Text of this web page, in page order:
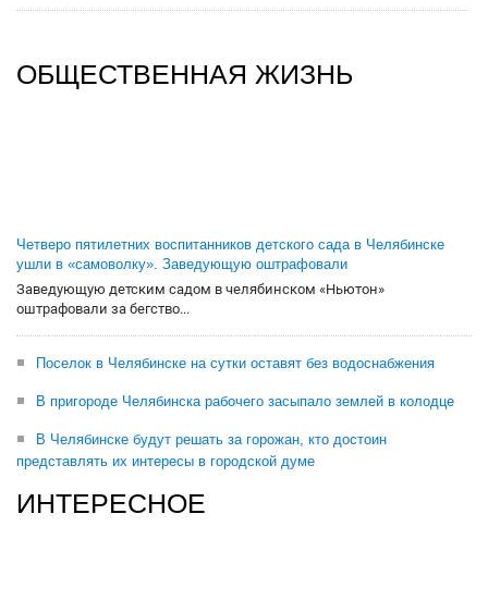
ОБЩЕСТВЕННАЯ ЖИЗНЬ
Четверо пятилетних воспитанников детского сада в Челябинске
ушли в «самоволку». Заведующую оштрафовали
Заведующую детским садом в челябинском «Ньютон»
оштрафовали за бегство...
Поселок в Челябинске на сутки оставят без водоснабжения
В пригороде Челябинска рабочего засыпало землей в колодце
В Челябинске будут решать за горожан, кто достоин
представлять их интересы в городской думе
ИНТЕРЕСНОЕ